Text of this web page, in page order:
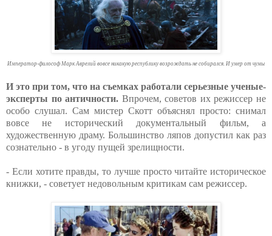
Император-философ Марк Аврелий вовсе никакую республику возрождать не собирался. И умер от чумы
И это при том, что на съемках работали серьезные ученые-
эксперты по античности. Впрочем, советов их режиссер не
особо слушал. Сам мистер Скотт объяснял просто: снимал
вовсе не исторический документальный фильм, а
художественную драму. Большинство ляпов допустил как раз
сознательно - в угоду пущей зрелищности.
- Если хотите правды, то лучше просто читайте историческое
книжки, - советует недовольным критикам сам режиссер.